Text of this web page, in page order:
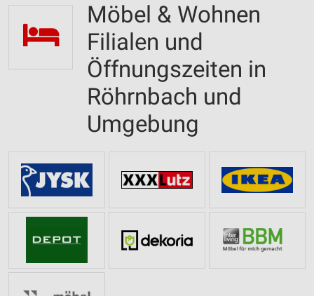
Möbel & Wohnen
Filialen und
Öffnungszeiten in
Röhrnbach und
Umgebung